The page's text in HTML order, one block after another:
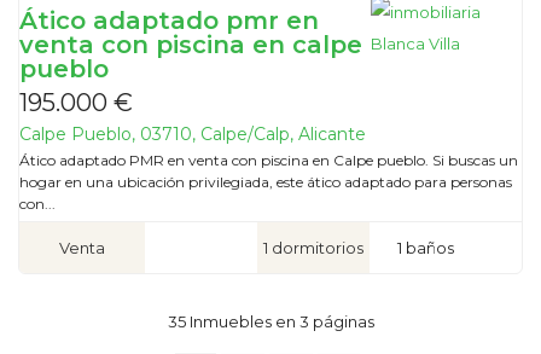
Ático adaptado pmr en
venta con piscina en calpe
pueblo
195.000 €
Calpe Pueblo, 03710, Calpe/Calp, Alicante
Ático adaptado PMR en venta con piscina en Calpe pueblo. Si buscas un
hogar en una ubicación privilegiada, este ático adaptado para personas
con...
Venta 1 dormitorios 1 baños
35 Inmuebles en 3 páginas